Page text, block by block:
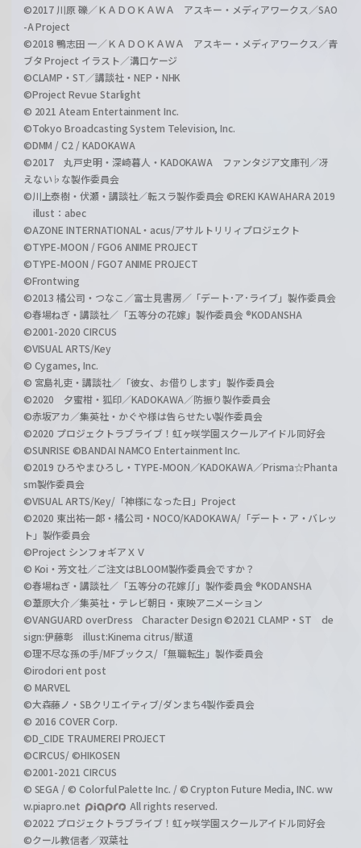
©2017 川原 礫／ＫＡＤＯＫＡＷＡ アスキー・メディアワークス／SAO
-A Project
©2018 鴨志田 一／ＫＡＤＯＫＡＷＡ アスキー・メディアワークス／青
ブタ Project イラスト／溝口ケージ
©CLAMP・ST／講談社・NEP・NHK
©Project Revue Starlight
© 2021 Ateam Entertainment Inc.
©Tokyo Broadcasting System Television, Inc.
©DMM / C2 / KADOKAWA
©2017 丸戸史明・深崎暮人・KADOKAWA ファンタジア文庫刊／冴
えない♭な製作委員会
©川上泰樹・伏瀬・講談社／転スラ製作委員会 ©REKI KAWAHARA 2019
illust：abec
©AZONE INTERNATIONAL・acus/アサルトリリィプロジェクト
©TYPE-MOON / FGO6 ANIME PROJECT
©TYPE-MOON / FGO7 ANIME PROJECT
©Frontwing
©2013 橘公司・つなこ／富士見書房／「デート･ア･ライブ」製作委員会
©春場ねぎ・講談社／「五等分の花嫁」製作委員会 ®KODANSHA
©2001-2020 CIRCUS
©VISUAL ARTS/Key
© Cygames, Inc.
© 宮島礼吏・講談社／「彼女、お借りします」製作委員会
©2020 夕蜜柑・狐印／KADOKAWA／防振り製作委員会
©赤坂アカ／集英社・かぐや様は告らせたい製作委員会
©2020 プロジェクトラブライブ！虹ヶ咲学園スクールアイドル同好会
©SUNRISE ©BANDAI NAMCO Entertainment Inc.
©2019 ひろやまひろし・TYPE-MOON／KADOKAWA／Prisma☆Phanta
sm製作委員会
©VISUAL ARTS/Key/「神様になった日」Project
©2020 東出祐一郎・橘公司・NOCO/KADOKAWA/「デート・ア・バレッ
ト」製作委員会
©Project シンフォギアＸＶ
© Koi・芳文社／ご注文はBLOOM製作委員会ですか？
©春場ねぎ・講談社／「五等分の花嫁∬」製作委員会 ®KODANSHA
©葦原大介／集英社・テレビ朝日・東映アニメーション
©VANGUARD overDress Character Design ©2021 CLAMP・ST de
sign:伊藤彰 illust:Kinema citrus/獣道
©理不尽な孫の手/MFブックス/「無職転生」製作委員会
©irodori ent post
© MARVEL
©大森藤ノ・SBクリエイティブ/ダンまち4製作委員会
© 2016 COVER Corp.
©D_CIDE TRAUMEREI PROJECT
©CIRCUS/ ©HIKOSEN
©2001-2021 CIRCUS
© SEGA / © Colorful Palette Inc. / © Crypton Future Media, INC. ww
w.piapro.net
All rights reserved.
©2022 プロジェクトラブライブ！虹ヶ咲学園スクールアイドル同好会
©クール教信者／双葉社